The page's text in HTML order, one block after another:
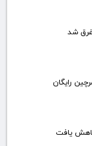
غرق شد
رایگان
یافت